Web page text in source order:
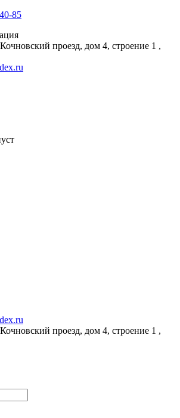
85
проезд, дом 4, строение 1 ,
проезд, дом 4, строение 1 ,